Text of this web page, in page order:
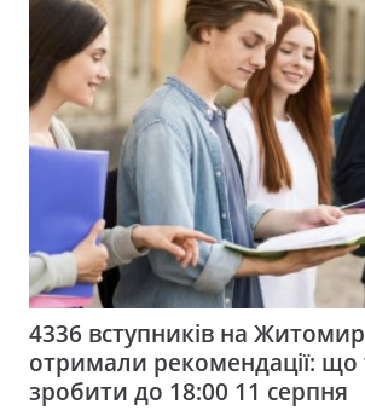
4336 вступників на
отримали рекомендації: що
зробити до 18:00 11 серпня